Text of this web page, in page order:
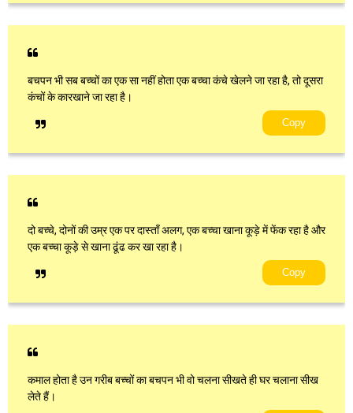
बचपन भी सब बच्चों का एक सा नहीं होता एक बच्चा कंचे खेलने जा रहा है, तो दूसरा
कंचों के कारखाने जा रहा है।
Copy
दो बच्चे, दोनों की उम्र एक पर दास्ताँ अलग, एक बच्चा खाना कूड़े में फेंक रहा है और
एक बच्चा कूड़े से खाना ढूंढ कर खा रहा है।
Copy
कमाल होता है उन गरीब बच्चों का बचपन भी वो चलना सीखते ही घर चलाना सीख
लेते हैं।